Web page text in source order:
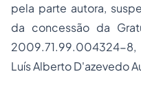
pela parte autora,
da concessão da
2009.71.99.004324-8,
Luís Alberto D'azevedo